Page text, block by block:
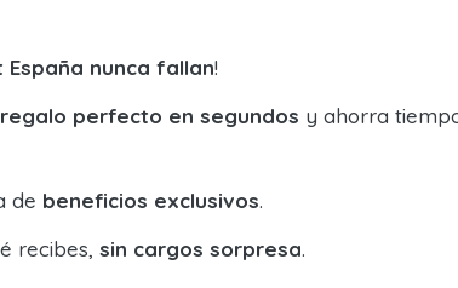
nunca fallan!
perfecto en segundos y ahorra
de beneficios exclusivos.
recibes, sin cargos sorpresa.